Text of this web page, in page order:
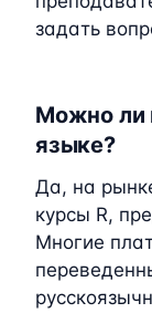
задать
Можно ли
языке?
Да, на
курсы R,
Многие